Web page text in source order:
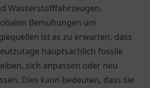
Wasserstofffahrzeugen.
Bemühungen um
ist es zu erwarten, dass
hauptsächlich fossile
sich anpassen oder neu
Dies kann bedeuten, dass sie